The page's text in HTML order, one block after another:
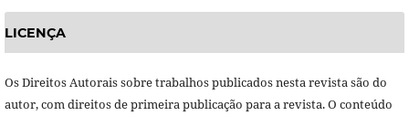
LICENÇA
Os Direitos Autorais sobre trabalhos publicados nesta revista são do
autor, com direitos de primeira publicação para a revista. O conteúdo